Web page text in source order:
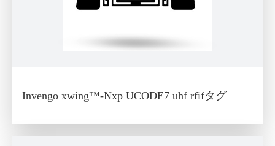
Invengo xwing™-Nxp UCODE7 uhf rfifタグ